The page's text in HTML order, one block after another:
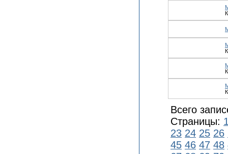
Всего
Страницы:
23 24 25 26
45 46 47 48